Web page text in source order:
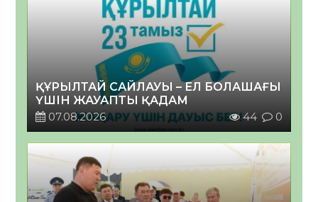
ҚҰРЫЛТАЙ САЙЛАУЫ – ЕЛ БОЛАШАҒЫ
ҮШІН ЖАУАПТЫ ҚАДАМ
07.08.2026
44 0